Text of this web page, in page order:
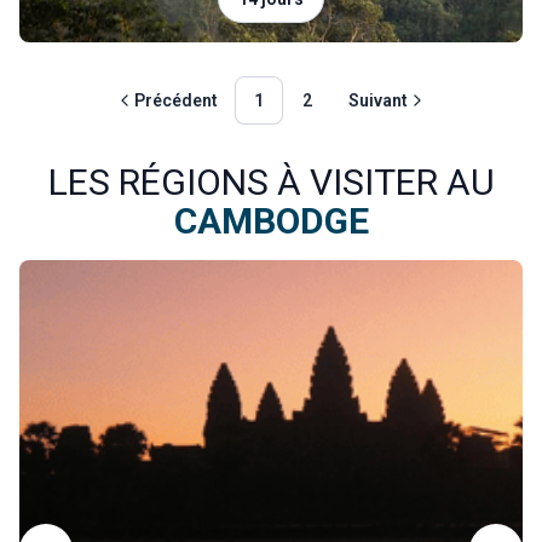
Précédent 1 2 Suivant
LES RÉGIONS À VISITER AU
CAMBODGE